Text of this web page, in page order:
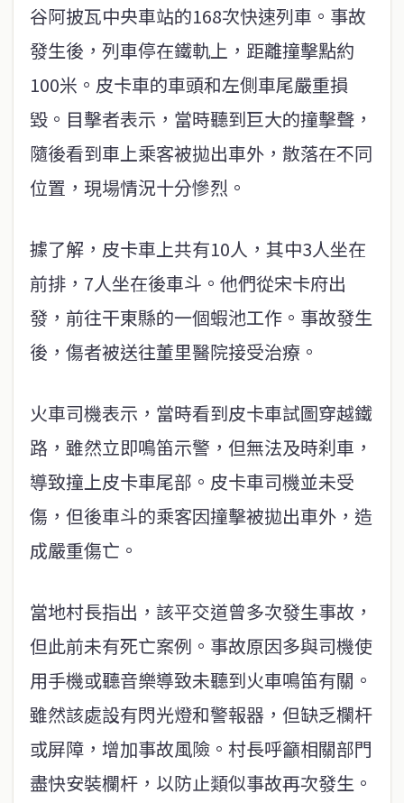
谷阿披瓦中央車站的168次快速列車。事故
發生後，列車停在鐵軌上，距離撞擊點約
100米。皮卡車的車頭和左側車尾嚴重損
毀。目擊者表示，當時聽到巨大的撞擊聲，
隨後看到車上乘客被拋出車外，散落在不同
位置，現場情況十分慘烈。
據了解，皮卡車上共有10人，其中3人坐在
前排，7人坐在後車斗。他們從宋卡府出
發，前往干東縣的一個蝦池工作。事故發生
後，傷者被送往董里醫院接受治療。
火車司機表示，當時看到皮卡車試圖穿越鐵
路，雖然立即鳴笛示警，但無法及時刹車，
導致撞上皮卡車尾部。皮卡車司機並未受
傷，但後車斗的乘客因撞擊被拋出車外，造
成嚴重傷亡。
當地村長指出，該平交道曾多次發生事故，
但此前未有死亡案例。事故原因多與司機使
用手機或聽音樂導致未聽到火車鳴笛有關。
雖然該處設有閃光燈和警報器，但缺乏欄杆
或屏障，增加事故風險。村長呼籲相關部門
盡快安裝欄杆，以防止類似事故再次發生。